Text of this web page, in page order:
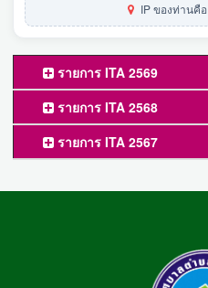
IP ของท่านคือ
รายการ ITA 2569
รายการ ITA 2568
รายการ ITA 2567